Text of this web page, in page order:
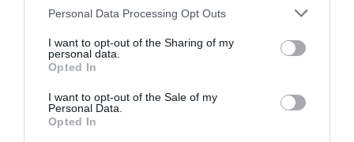
Personal Data Processing Opt Outs
I want to opt-out of the Sharing of my
personal data.
Opted In
I want to opt-out of the Sale of my
Personal Data.
Opted In
RELACIONADAS